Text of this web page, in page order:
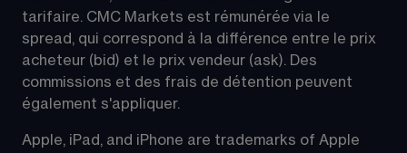
tarifaire. CMC Markets est rémunérée via le
spread, qui correspond à la différence entre le prix
acheteur (bid) et le prix vendeur (ask). Des
commissions et des frais de détention peuvent
également s'appliquer.
Apple, iPad, and iPhone are trademarks of Apple